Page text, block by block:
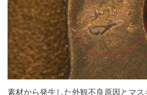
素材から発生した外観不良原因とマ